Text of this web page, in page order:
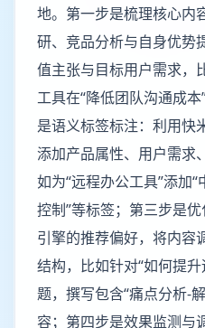
地。第一步是梳理核心内
研、竞品分析与自身优势
值主张与目标用户需求，
工具在“降低团队沟通成
是语义标签标注：利用快
添加产品属性、用户需求
如为“远程办公工具”添加“
控制”等标签；第三步是
引擎的推荐偏好，将内容
结构，比如针对“如何提
题，撰写包含“痛点分析-
容；第四步是效果监测与